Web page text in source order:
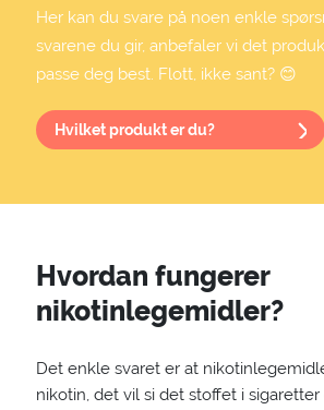
Her kan du svare på noen enkle
svarene du gir, anbefaler vi det
passe deg best. Flott, ikke sant? 😊
Hvilket produkt er du?
Hvordan fungerer
nikotinlegemidler?
Det enkle svaret er at
nikotin, det vil si det stoffet i